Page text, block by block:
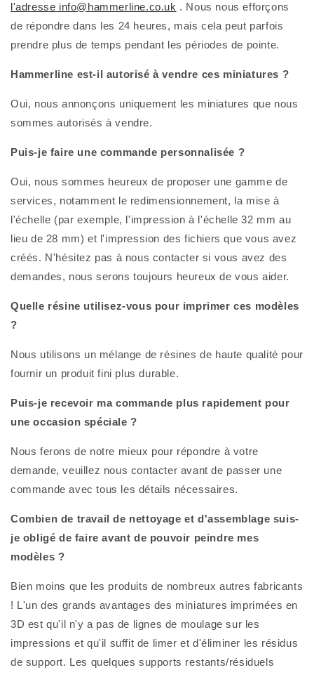
l'adresse info@hammerline.co.uk . Nous nous efforçons
de répondre dans les 24 heures, mais cela peut parfois
prendre plus de temps pendant les périodes de pointe.
Hammerline est-il autorisé à vendre ces miniatures ?
Oui, nous annonçons uniquement les miniatures que nous
sommes autorisés à vendre.
Puis-je faire une commande personnalisée ?
Oui, nous sommes heureux de proposer une gamme de
services, notamment le redimensionnement, la mise à
l'échelle (par exemple, l'impression à l'échelle 32 mm au
lieu de 28 mm) et l'impression des fichiers que vous avez
créés. N'hésitez pas à nous contacter si vous avez des
demandes, nous serons toujours heureux de vous aider.
Quelle résine utilisez-vous pour imprimer ces modèles
?
Nous utilisons un mélange de résines de haute qualité pour
fournir un produit fini plus durable.
Puis-je recevoir ma commande plus rapidement pour
une occasion spéciale ?
Nous ferons de notre mieux pour répondre à votre
demande, veuillez nous contacter avant de passer une
commande avec tous les détails nécessaires.
Combien de travail de nettoyage et d'assemblage suis-
je obligé de faire avant de pouvoir peindre mes
modèles ?
Bien moins que les produits de nombreux autres fabricants
! L'un des grands avantages des miniatures imprimées en
3D est qu'il n'y a pas de lignes de moulage sur les
impressions et qu'il suffit de limer et d'éliminer les résidus
de support. Les quelques supports restants/résiduels